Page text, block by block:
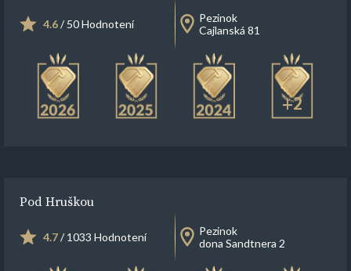
4.6/ 50 Hodnotení
Pezinok
Cajlanská 81
+2
Pod Hruškou
4.7/ 1033 Hodnotení
Pezinok
dona Sandtnera 2